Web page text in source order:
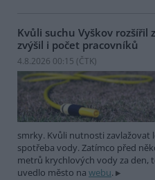
Kvůli suchu Vyškov rozšířil
zvýšil i počet pracovníků
4.8.2026 00:15 (ČTK)
smrky. Kvůli nutnosti zavlažovat
spotřeba vody. Zatímco před
metrů krychlových vody za den,
uvedlo město na webu.